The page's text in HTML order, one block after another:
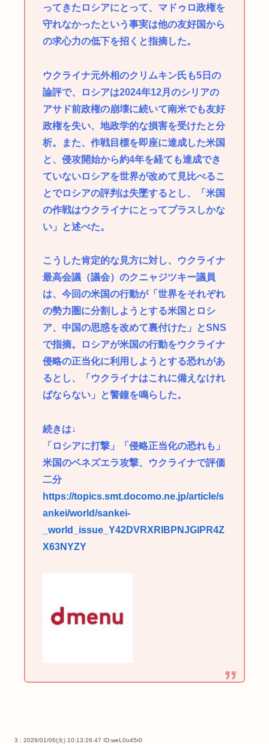
ってきたロシアにとって、マドゥロ政権を
守れなかったという事実は他の友好国から
の求心力の低下を招くと指摘した。
ウクライナ元外相のクリムキン氏も5日の
論評で、ロシアは2024年12月のシリアの
アサド前政権の崩壊に続いて南米でも友好
政権を失い、地政学的な損害を受けたと分
析。また、作戦目標を即座に達成した米国
と、侵攻開始から約4年を経ても達成でき
ていないロシアを世界が改めて見比べるこ
とでロシアの評判は失墜するとし、「米国
の作戦はウクライナにとってプラスしかな
い」と述べた。
こうした肯定的な見方に対し、ウクライナ
最高会議（議会）のクニャジツキー議員
は、今回の米国の行動が「世界をそれぞれ
の勢力圏に分割しようとする米国とロシ
ア、中国の思惑を改めて裏付けた」とSNS
で指摘。ロシアが米国の行動をウクライナ
侵略の正当化に利用しようとする恐れがあ
るとし、「ウクライナはこれに備えなけれ
ばならない」と警鐘を鳴らした。
続きは↓
「ロシアに打撃」「侵略正当化の恐れも」
米国のベネズエラ攻撃、ウクライナで評価
二分
https://topics.smt.docomo.ne.jp/article/s
ankei/world/sankei-
_world_issue_Y42DVRXRIBPNJGIPR4Z
X63NYZY
3 : 2026/01/06(火) 10:13:26.47 ID:weL0o45r0